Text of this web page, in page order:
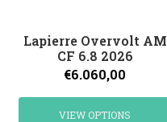
Lapierre Overvolt AM
CF 6.8 2026
€6.060,00
VIEW OPTIONS